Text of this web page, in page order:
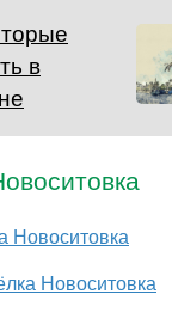
в
Новоситовка
Новоситовка